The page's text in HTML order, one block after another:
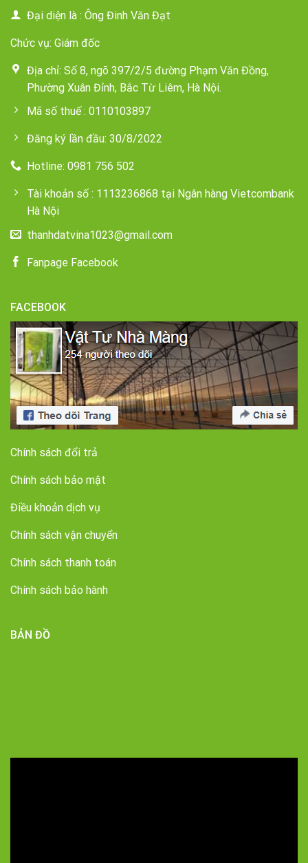
Đại diện là : Ông Đinh Văn Đạt
Chức vụ: Giám đốc
Địa chỉ: Số 8, ngõ 397/2/5 đường Phạm Văn Đồng,
Phường Xuân Đỉnh, Bắc Từ Liêm, Hà Nội.
Mã số thuế : 0110103897
Đăng ký lần đầu: 30/8/2022
Hotline: 0981 756 502
Tài khoản số : 1113236868 tại Ngân hàng Vietcombank
Hà Nội
thanhdatvina1023@gmail.com
Fanpage Facebook
FACEBOOK
Chính sách đổi trả
Chính sách bảo mật
Điều khoản dịch vụ
Chính sách vận chuyển
Chính sách thanh toán
Chính sách bảo hành
BẢN ĐỒ